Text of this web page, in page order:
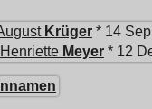
Krüger * 14
Meyer * 12